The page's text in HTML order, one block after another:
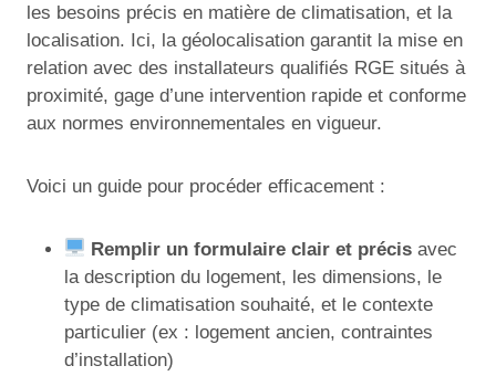
les besoins précis en matière de climatisation, et la
localisation. Ici, la géolocalisation garantit la mise en
relation avec des installateurs qualifiés RGE situés à
proximité, gage d’une intervention rapide et conforme
aux normes environnementales en vigueur.
Voici un guide pour procéder efficacement :
Remplir un formulaire clair et précis avec
la description du logement, les dimensions, le
type de climatisation souhaité, et le contexte
particulier (ex : logement ancien, contraintes
d’installation)